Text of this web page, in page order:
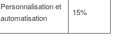
Personnalisation et
automatisation
15%